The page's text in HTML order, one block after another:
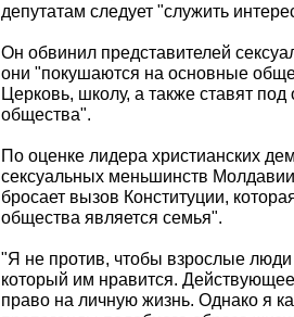
депутатам следует "служить
Он обвинил представителей
они "покушаются на основные
Церковь, школу, а также ставят
общества".
По оценке лидера христианских
сексуальных меньшинств
бросает вызов Конституции,
общества является семья".
"Я не против, чтобы взрослые
который им нравится. Действующее
право на личную жизнь. Однако я